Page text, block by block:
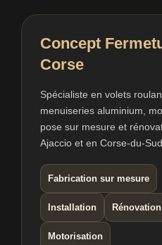
Concept
Corse
Spécialiste en volets
menuiseries aluminium,
pose sur mesure et
Ajaccio et en Corse-du-Sud.
Fabrication sur mesure
Installation Rénovation
Motorisation